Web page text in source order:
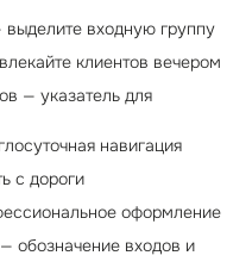
входную группу
клиентов вечером
— указатель для
навигация
с дороги
оформление
обозначение входов и